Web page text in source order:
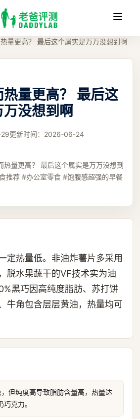
收
量更高？ 最后这个属实是万万没想到啊
量更高？ 最后这
没想到啊
更新时间： 2026-06-24
热量更高？ 最后这个属实是万万没想到
推荐 #办公室零食 #饱腹感超强的早餐
定热量低。非油炸薯片多采用
脱水果蔬干的VF技术实为油
黑巧因高纯度脂肪、苏打饼
牛角包含层层黄油，热量均可
但纯度高导致脂肪含量高，热量达
克力。